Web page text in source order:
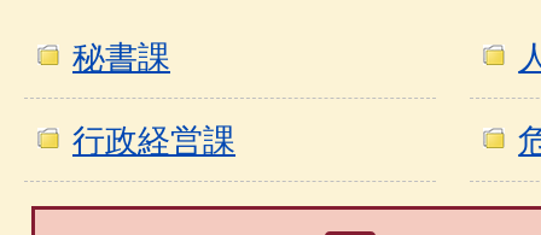
秘書課
行政経営課